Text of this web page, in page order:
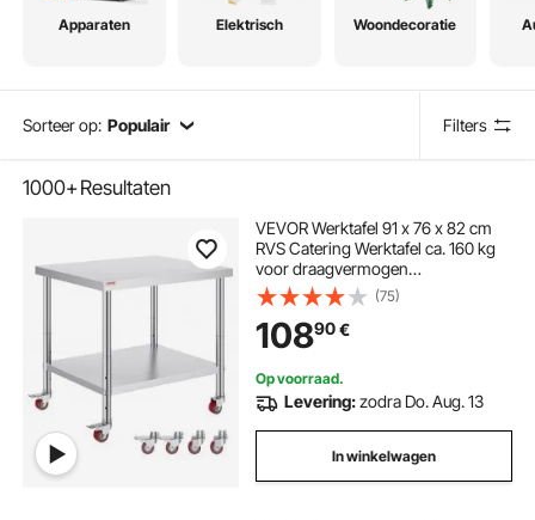
Apparaten Elektrisch Woondecoratie
Sorteer op: Populair Filters
1000+Resultaten
VEVOR Werktafel 91 x 76 x 82 cm
RVS Catering Werktafel ca. 160 kg
voor draagvermogen
Voedselbereidingstafel
Commerciële Werktafel voor
Keuken Bar Restaurantar 4
verstelbare poten
(75)
10890€
Op voorraad.
Levering:zodra Do. Aug. 13
In winkelwagen